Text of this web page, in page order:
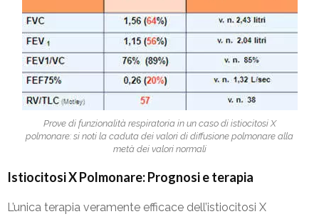
Prove di funzionalità respiratoria in un caso di istiocitosi X
polmonare: si noti la caduta dei valori di diffusione polmonare alla
metà dei valori normali
Istiocitosi X Polmonare: Prognosi e terapia
L’unica terapia veramente efficace dell’istiocitosi X